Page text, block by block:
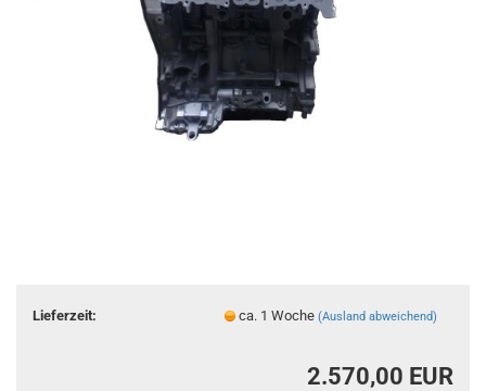
Lieferzeit: ca. 1 Woche (Ausland abweichend)
2.570,00 EUR